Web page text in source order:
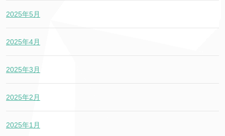
2025年5月
2025年4月
2025年3月
2025年2月
2025年1月